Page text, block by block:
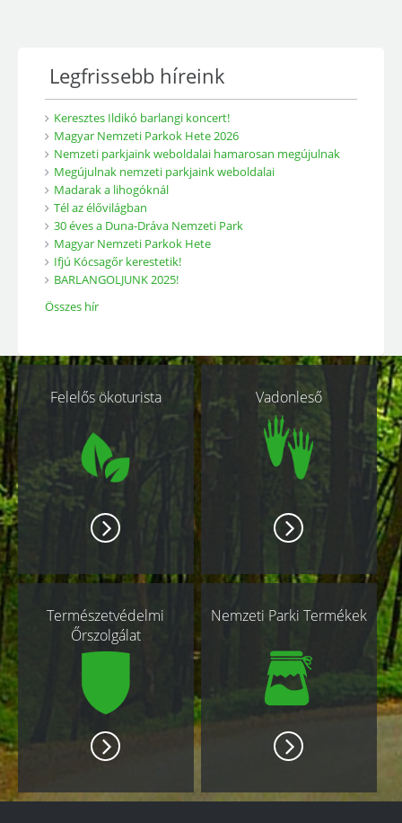
Legfrissebb híreink
Keresztes Ildikó barlangi koncert!
Magyar Nemzeti Parkok Hete 2026
Nemzeti parkjaink weboldalai hamarosan megújulnak
Megújulnak nemzeti parkjaink weboldalai
Madarak a lihogóknál
Tél az élővilágban
30 éves a Duna-Dráva Nemzeti Park
Magyar Nemzeti Parkok Hete
Ifjú Kócsagőr kerestetik!
BARLANGOLJUNK 2025!
Összes hír
Kapcsolódó
oldalakFelelős ökoturista Vadonleső
Természetvédelmi
Őrszolgálat
Nemzeti Parki Termékek